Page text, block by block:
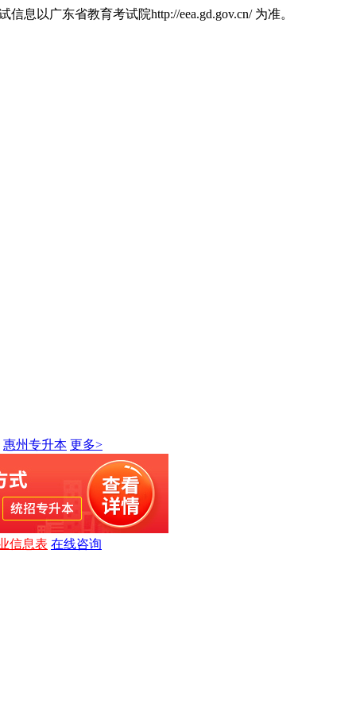
息以广东省教育考试院http://eea.gd.gov.cn/ 为准。
惠州专升本 更多>
信息表 在线咨询